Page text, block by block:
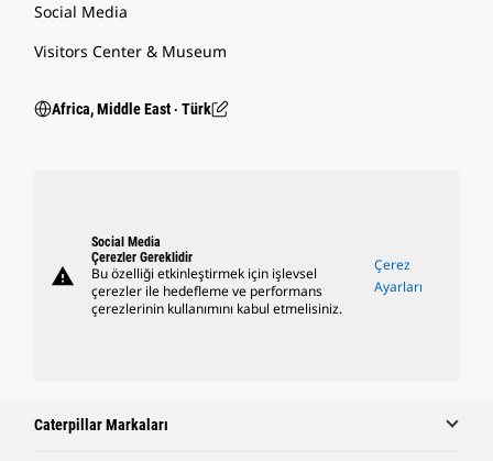
Social Media
Visitors Center & Museum
Africa, Middle East ‧ Türk
warning
Social Media
Çerezler Gereklidir
Bu özelliği etkinleştirmek için işlevsel
çerezler ile hedefleme ve performans
çerezlerinin kullanımını kabul etmelisiniz.
Çerez
Ayarları
Caterpillar Markaları